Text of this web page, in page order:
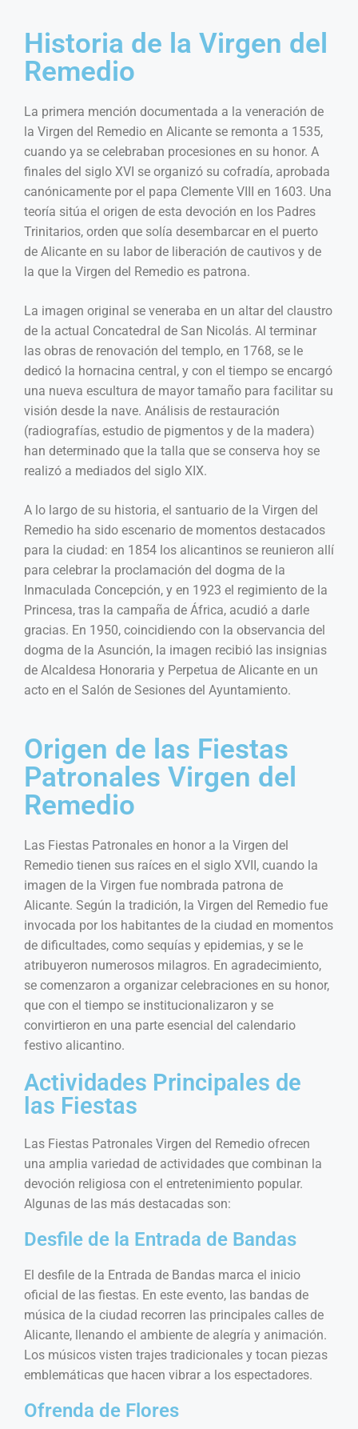
Historia de la Virgen del
Remedio
La primera mención documentada a la veneración de
la Virgen del Remedio en Alicante se remonta a 1535,
cuando ya se celebraban procesiones en su honor. A
finales del siglo XVI se organizó su cofradía, aprobada
canónicamente por el papa Clemente VIII en 1603. Una
teoría sitúa el origen de esta devoción en los Padres
Trinitarios, orden que solía desembarcar en el puerto
de Alicante en su labor de liberación de cautivos y de
la que la Virgen del Remedio es patrona.
La imagen original se veneraba en un altar del claustro
de la actual Concatedral de San Nicolás. Al terminar
las obras de renovación del templo, en 1768, se le
dedicó la hornacina central, y con el tiempo se encargó
una nueva escultura de mayor tamaño para facilitar su
visión desde la nave. Análisis de restauración
(radiografías, estudio de pigmentos y de la madera)
han determinado que la talla que se conserva hoy se
realizó a mediados del siglo XIX.
A lo largo de su historia, el santuario de la Virgen del
Remedio ha sido escenario de momentos destacados
para la ciudad: en 1854 los alicantinos se reunieron allí
para celebrar la proclamación del dogma de la
Inmaculada Concepción, y en 1923 el regimiento de la
Princesa, tras la campaña de África, acudió a darle
gracias. En 1950, coincidiendo con la observancia del
dogma de la Asunción, la imagen recibió las insignias
de Alcaldesa Honoraria y Perpetua de Alicante en un
acto en el Salón de Sesiones del Ayuntamiento.
Origen de las Fiestas
Patronales Virgen del
Remedio
Las Fiestas Patronales en honor a la Virgen del
Remedio tienen sus raíces en el siglo XVII, cuando la
imagen de la Virgen fue nombrada patrona de
Alicante. Según la tradición, la Virgen del Remedio fue
invocada por los habitantes de la ciudad en momentos
de dificultades, como sequías y epidemias, y se le
atribuyeron numerosos milagros. En agradecimiento,
se comenzaron a organizar celebraciones en su honor,
que con el tiempo se institucionalizaron y se
convirtieron en una parte esencial del calendario
festivo alicantino.
Actividades Principales de
las Fiestas
Las Fiestas Patronales Virgen del Remedio ofrecen
una amplia variedad de actividades que combinan la
devoción religiosa con el entretenimiento popular.
Algunas de las más destacadas son:
Desfile de la Entrada de Bandas
El desfile de la Entrada de Bandas marca el inicio
oficial de las fiestas. En este evento, las bandas de
música de la ciudad recorren las principales calles de
Alicante, llenando el ambiente de alegría y animación.
Los músicos visten trajes tradicionales y tocan piezas
emblemáticas que hacen vibrar a los espectadores.
Ofrenda de Flores